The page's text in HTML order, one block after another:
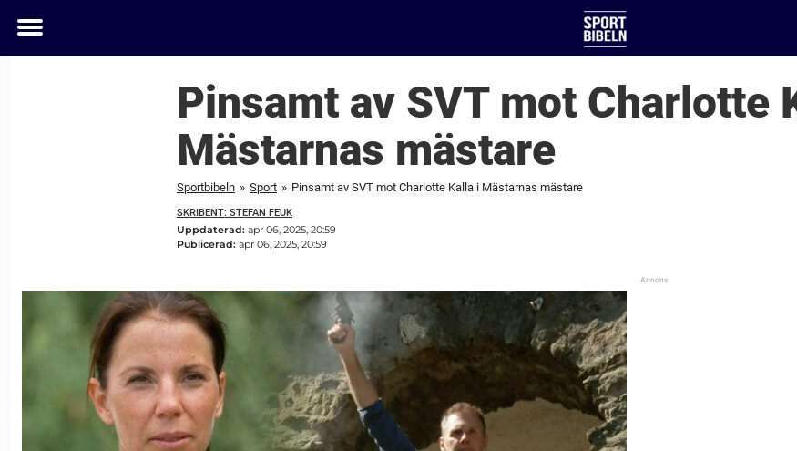
Toggle
Pinsamt av SVT mot Charlotte
Mästarnas mästare
Sportbibeln » Sport » Pinsamt av SVT mot Charlotte Kalla i Mästarnas mästare
SKRIBENT: STEFAN FEUK
Uppdaterad: apr 06, 2025, 20:59
Publicerad: apr 06, 2025, 20:59